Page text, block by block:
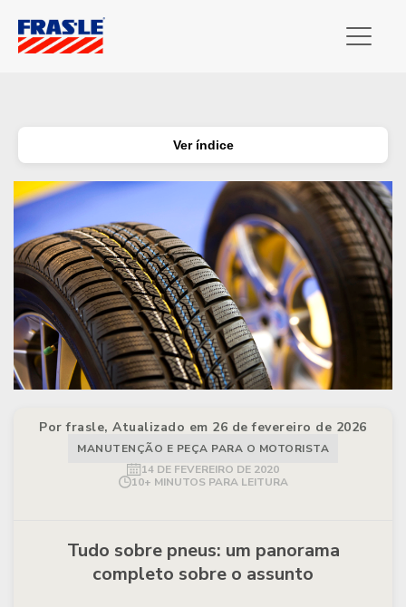
Ver índice
Por frasle, Atualizado em 26 de fevereiro de 2026
MANUTENÇÃO E PEÇA PARA O MOTORISTA
14 DE FEVEREIRO DE 2020
10+ MINUTOS PARA LEITURA
Tudo sobre pneus: um panorama
completo sobre o assunto